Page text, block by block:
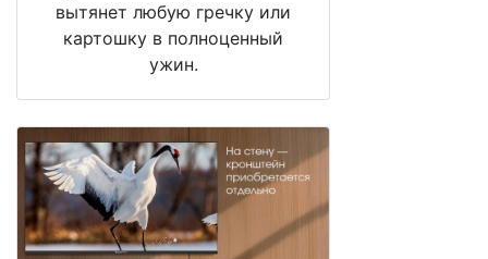
вытянет любую гречку или
картошку в полноценный
ужин.